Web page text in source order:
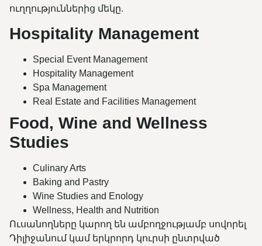
ուղղություններից մեկը.
Hospitality Management
Special Event Management
Hospitality Management
Spa Management
Real Estate and Facilities Management
Food, Wine and Wellness
Studies
Culinary Arts
Baking and Pastry
Wine Studies and Enology
Wellness, Health and Nutrition
Ուսանողները կարող են ամբողջությամբ սովորել
Դիլիջանում կամ երկրորդ կուրսի ընտրված